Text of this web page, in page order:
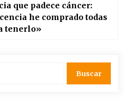
que padece cáncer:
he comprado todas
tenerlo»